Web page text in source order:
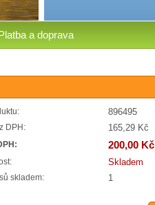
a doprava
896495
DPH: 165,29 Kč
200,00 Kč
Skladem
skladem: 1